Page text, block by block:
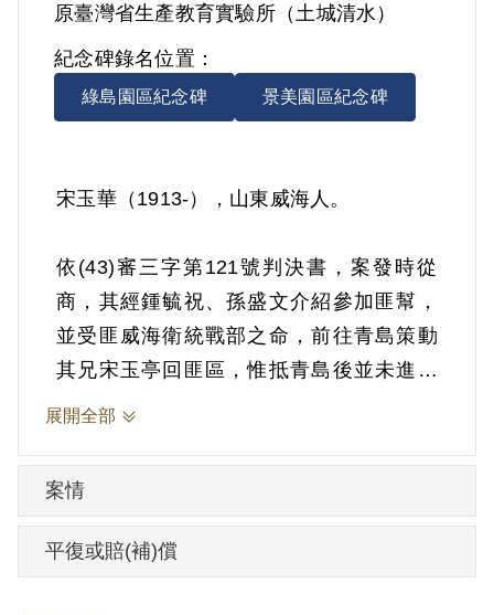
原臺灣省生產教育實驗所（土城清水）
紀念碑錄名位置：
綠島園區紀念碑 景美園區紀念碑
宋玉華（1913-），山東威海人。
依(43)審三字第121號判決書，案發時從
商，其經鍾毓祝、孫盛文介紹參加匪幫，
並受匪威海衛統戰部之命，前往青島策動
其兄宋玉亭回匪區，惟抵青島後並未進行
策動，亦未再與匪聯絡等情。1953年8月1
織」判處有期徒刑10年。1963年7月31日
刑滿開釋。
展開全部
案情
平復或賠(補)償